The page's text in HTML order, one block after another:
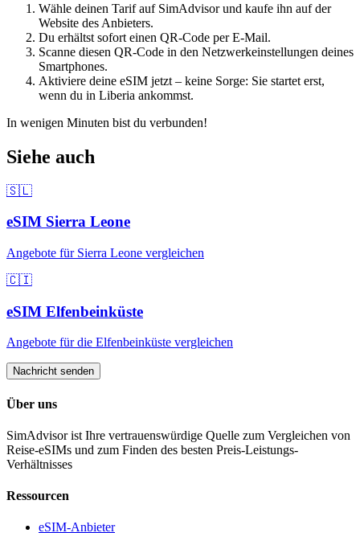
Wähle deinen Tarif auf SimAdvisor und kaufe ihn auf der
Website des Anbieters.
Du erhältst sofort einen QR-Code per E-Mail.
Scanne diesen QR-Code in den Netzwerkeinstellungen deines
Smartphones.
Aktiviere deine eSIM jetzt – keine Sorge: Sie startet erst,
wenn du in Liberia ankommst.
In wenigen Minuten bist du verbunden!
Siehe auch
🇸🇱
eSIM Sierra Leone
Angebote für Sierra Leone vergleichen
🇨🇮
eSIM Elfenbeinküste
Angebote fürdie Elfenbeinküste vergleichen
Nachricht senden
Über uns
SimAdvisor ist Ihre vertrauenswürdige Quelle zum Vergleichen von
Reise-eSIMs und zum Finden des besten Preis-Leistungs-
Verhältnisses
Ressourcen
eSIM-Anbieter